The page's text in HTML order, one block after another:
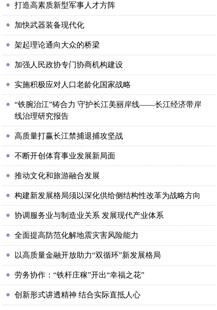
打造高素质新型军事人才方阵
加快武器装备现代化
架起理论通向大众的桥梁
加强人民政协专门协商机构建设
实施积极应对人口老龄化国家战略
“铁腕治江”铸合力 守护长江美丽岸线——长江经济带岸
线治理研究报告
高质量打赢长江禁捕退捕攻坚战
不断开创体育事业发展新局面
推动文化和旅游融合发展
构建新发展格局须以深化供给侧结构性改革为战略方向
协调服务业与制造业关系 发展现代产业体系
全面提高防范化解地震灾害风险能力
以高质量金融开放助力“双循环”新发展格局
劳务协作：“铁杆庄稼”开出“幸福之花”
创新形式讲透精神 结合实际直抵人心